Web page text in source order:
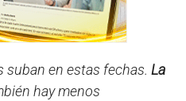
suban en estas fechas. La
hay menos